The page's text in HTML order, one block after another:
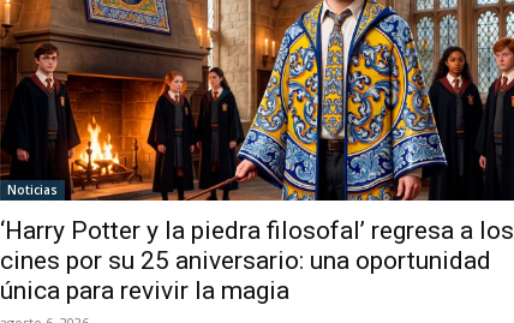
Noticias
‘Harry Potter y la piedra filosofal’ regresa a los
cines por su 25 aniversario: una oportunidad
única para revivir la magia